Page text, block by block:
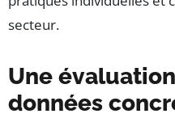
secteur.
Une
données